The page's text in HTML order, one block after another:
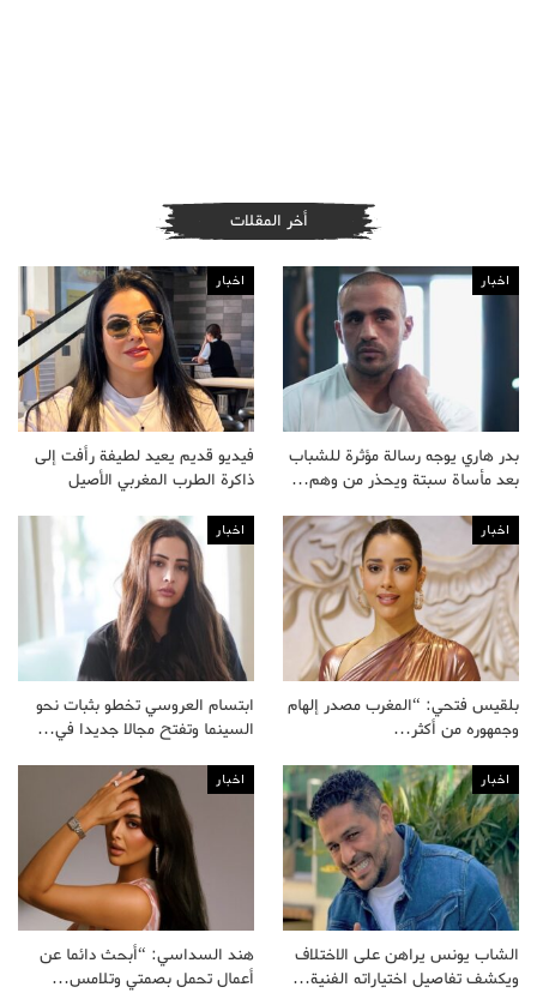
أخر المقلات
اخبار
بدر هاري يوجه رسالة مؤثرة للشباب
بعد مأساة سبتة ويحذر من وهم…
اخبار
فيديو قديم يعيد لطيفة رأفت إلى
ذاكرة الطرب المغربي الأصيل
اخبار
بلقيس فتحي: “المغرب مصدر إلهام
وجمهوره من أكثر…
اخبار
ابتسام العروسي تخطو بثبات نحو
السينما وتفتح مجالا جديدا في…
اخبار
الشاب يونس يراهن على الاختلاف
ويكشف تفاصيل اختياراته الفنية…
اخبار
هند السداسي: “أبحث دائما عن
أعمال تحمل بصمتي وتلامس…